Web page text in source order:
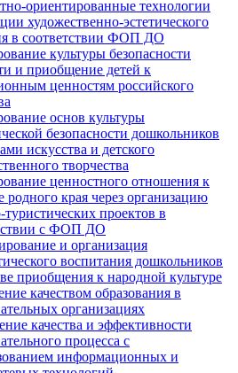
ориентированные технологии
художественно-эстетического
в соответствии ФОП ДО
культуры безопасности
и приобщение детей к
ценностям российского
основ культуры
безопасности дошкольников
искусства и детского
творчества
ценностного отношения к
родного края через организацию
туристических проектов в
с ФОП ДО
и организация
воспитания дошкольников
приобщения к народной культуре
качеством образования в
организациях
качества и эффективности
процесса с
информационных и